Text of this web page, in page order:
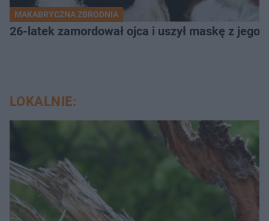
MAKABRYCZNA ZBRODNIA
26-latek zamordował ojca i uszył maskę z
LOKALNIE: